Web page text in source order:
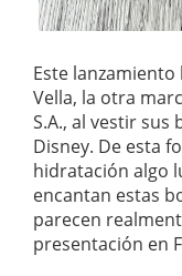
Este
Vella, la otra
S.A., al vestir
Disney. De esta
hidratación algo
encantan estas
parecen
presentación en